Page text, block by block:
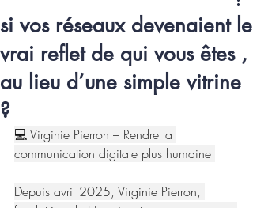
si vos réseaux devenaient le
vrai reflet de qui vous êtes ,
au lieu d’une simple vitrine
?
💻 Virginie Pierron – Rendre la
communication digitale plus humaine
Depuis avril 2025, Virginie Pierron,